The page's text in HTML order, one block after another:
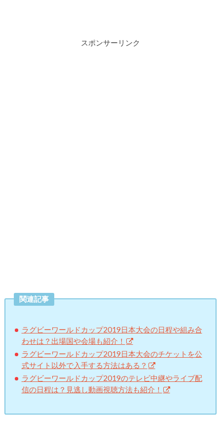
スポンサーリンク
関連記事
ラグビーワールドカップ2019日本大会の日程や組み合
わせは？出場国や会場も紹介！
ラグビーワールドカップ2019日本大会のチケットを公
式サイト以外で入手する方法はある？
ラグビーワールドカップ2019のテレビ中継やライブ配
信の日程は？見逃し動画視聴方法も紹介！